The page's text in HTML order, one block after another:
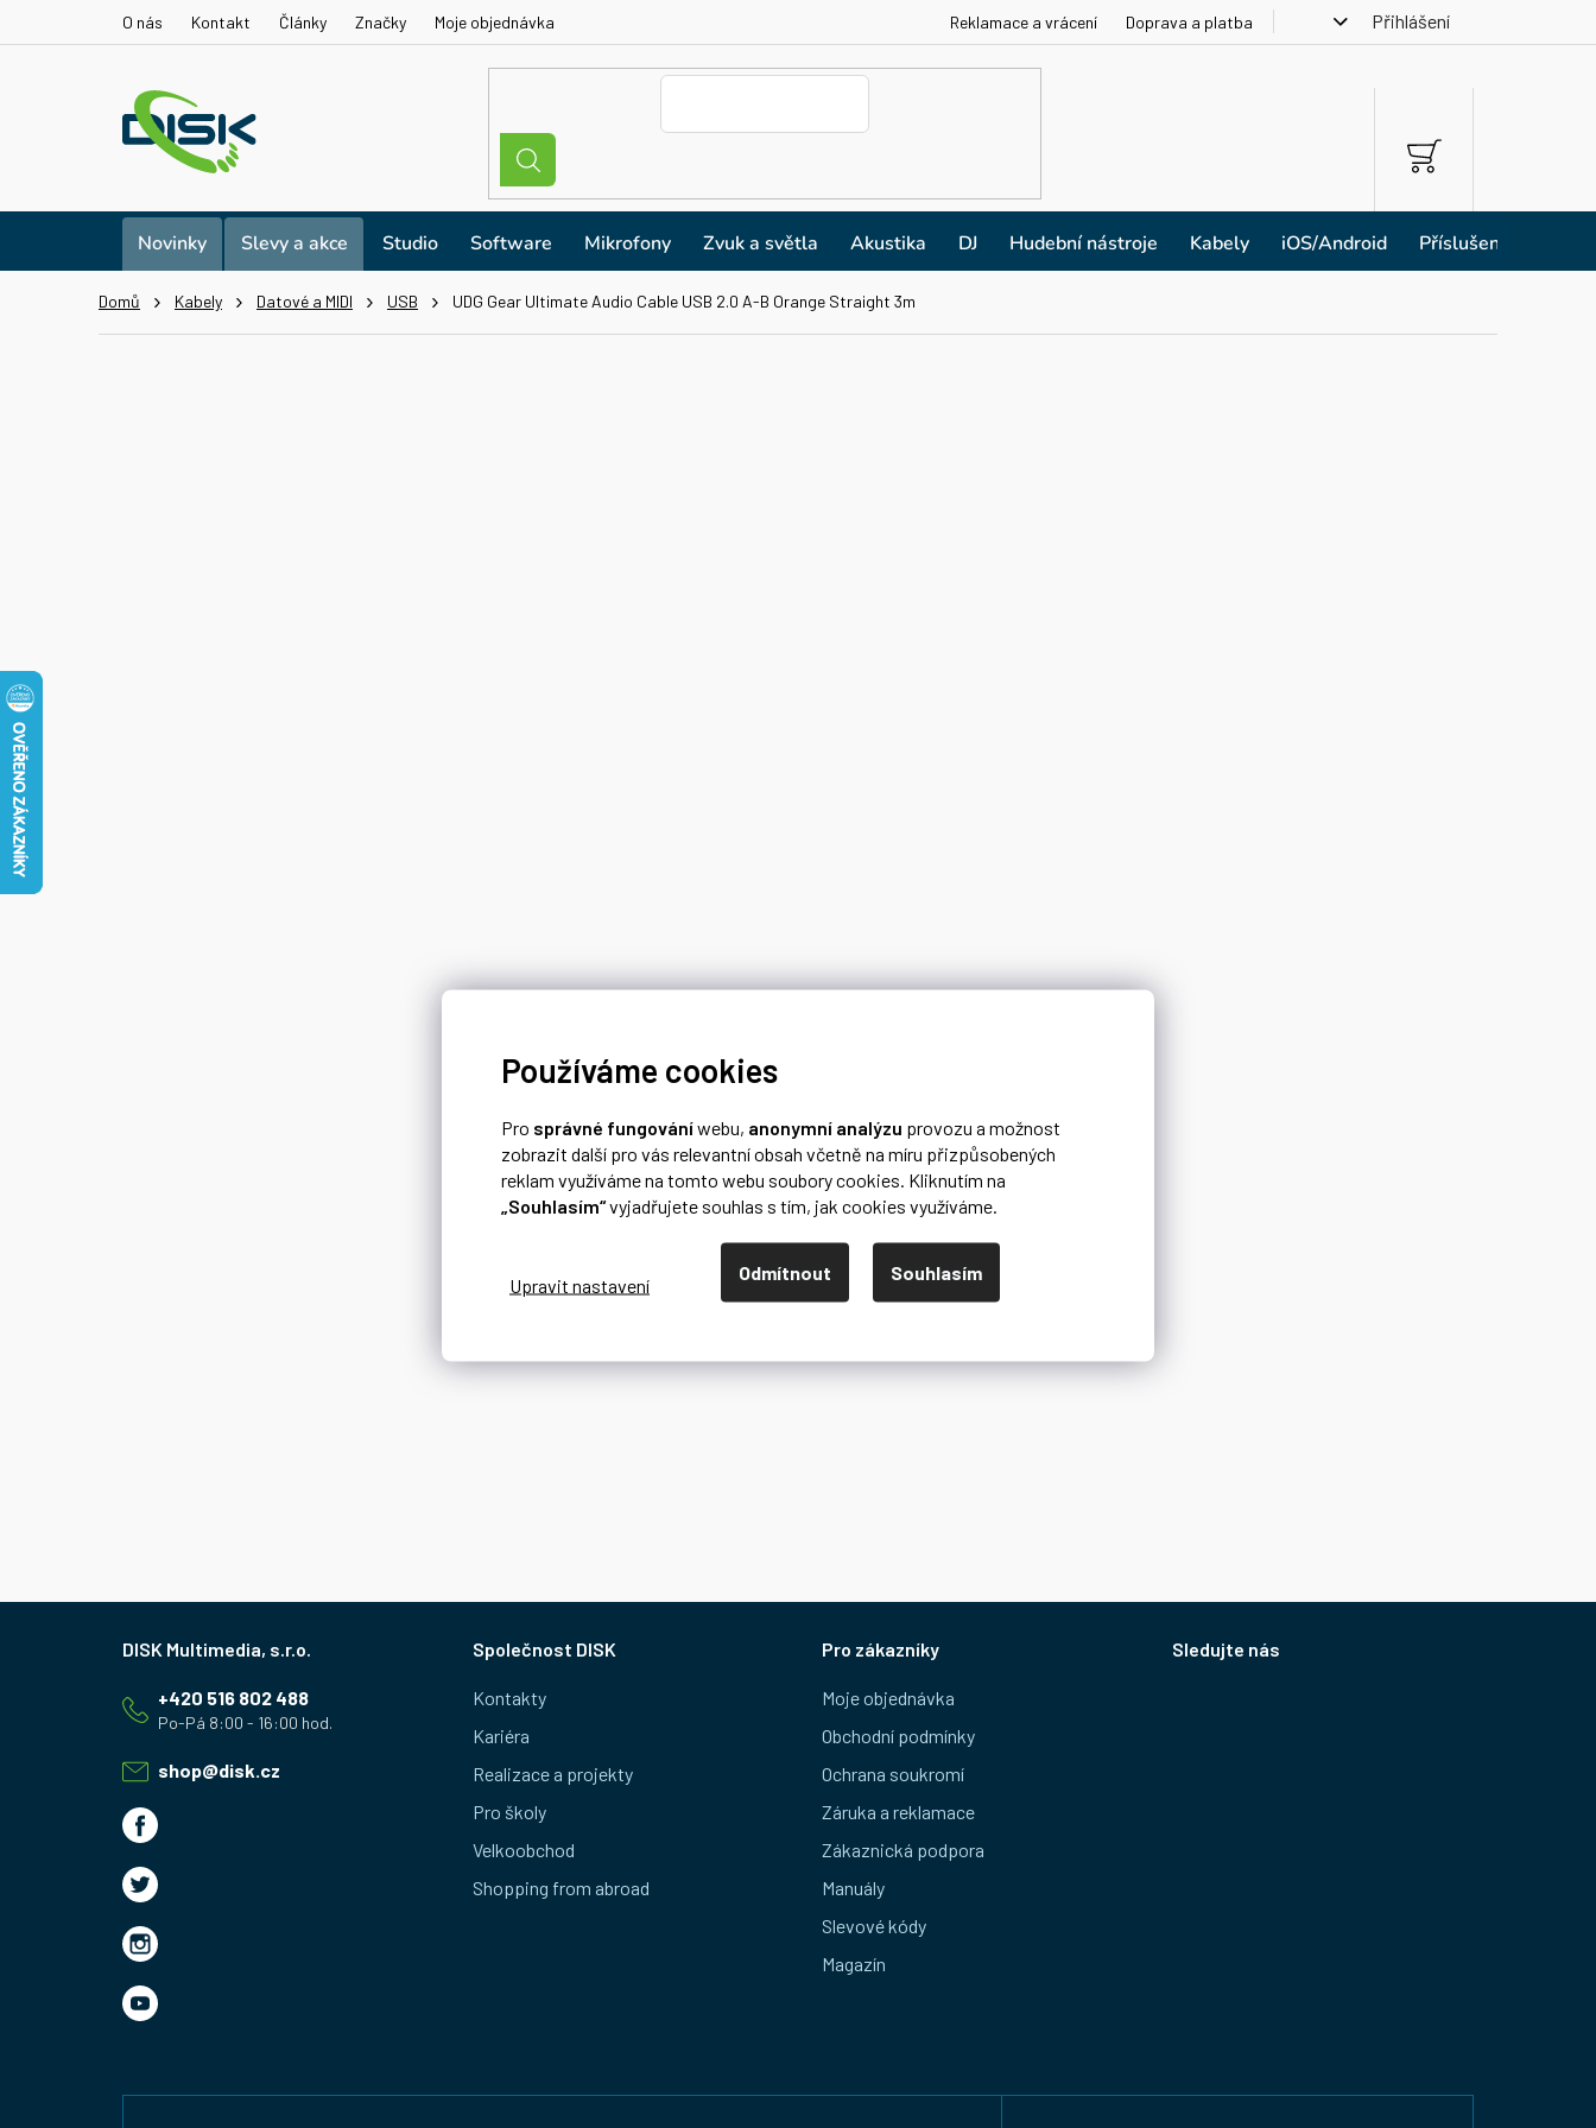
Používáme cookies
Pro správné fungováníwebu, anonymní analýzu provozu a možnost
zobrazit další pro vás relevantní obsah včetně na míru přizpůsobených
reklam využíváme na tomto webu soubory cookies. Kliknutím na
„Souhlasím“vyjadřujete souhlas s tím, jak cookies využíváme.
Odmítnout Souhlasím
O nás Kontakt Články Značky Moje objednávka Reklamace a vrácení Doprava a platba Přihlášení
NÁKUPNÍ
KOŠÍK
Novinky Slevy a akce Studio Software Mikrofony Zvuk a světla Akustika DJ Hudební nástroje Kabely iOS/Android Příslušenství
Domů Kabely Datové a MIDI USB UDG Gear Ultimate Audio Cable USB 2.0 A-B Orange Straight 3m
shop@disk.cz
+420 516 802 488
Společnost DISK
Kontakty
Kariéra
Realizace a projekty
Pro školy
Velkoobchod
Shopping from abroad
Pro zákazníky
Moje objednávka
Obchodní podmínky
Ochrana soukromí
Záruka a reklamace
Zákaznická podpora
Manuály
Slevové kódy
Magazín
Sledujte nás